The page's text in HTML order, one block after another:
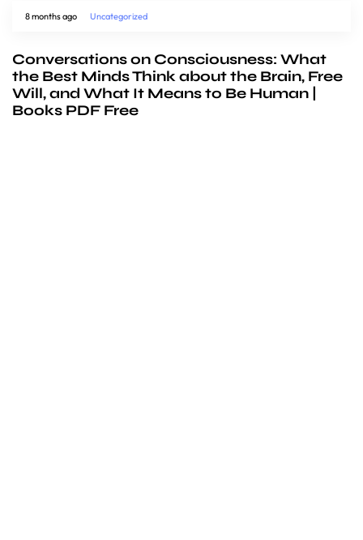
8 months ago Uncategorized
Conversations on Consciousness: What
the Best Minds Think about the Brain, Free
Will, and What It Means to Be Human |
Books PDF Free